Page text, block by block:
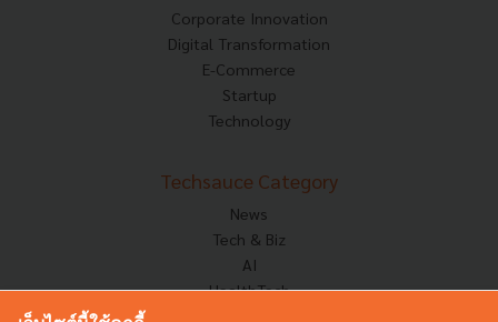
Corporate Innovation
Digital Transformation
E-Commerce
Startup
Technology
Techsauce Category
News
Tech & Biz
AI
HealthTech